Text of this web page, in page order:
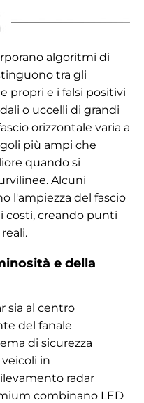
algoritmi di
tra gli
propri e i falsi positivi
o uccelli di grandi
orizzontale varia a
più ampi che
quando si
Alcuni
l'ampiezza del fascio
costi, creando punti
e della
sia al centro
del fanale
di sicurezza
in
radar
combinano LED